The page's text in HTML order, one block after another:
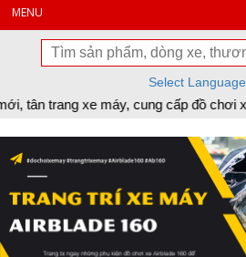
MENU
Select Language
xe máy, cung cấp đồ chơi xe máy